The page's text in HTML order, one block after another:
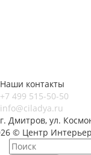
Наши контакты
+7 499 515-50-50
info@ciladya.ru
г. Дмитров, ул.
© Центр